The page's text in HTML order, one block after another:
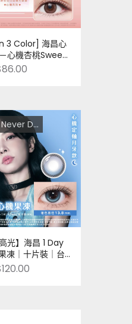
3 Color] 海昌心
心機杏桃Sweet
1 Day | 一盒十
灣品牌 | Pre-
Die！
高光】海昌 1 Day
凍｜十片裝｜台
Pre-order